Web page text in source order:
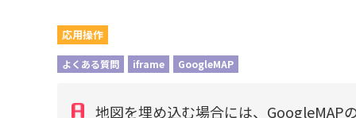
応用操作
よくある質問 iframe GoogleMAP
地図を埋め込む場合には、GoogleMAP